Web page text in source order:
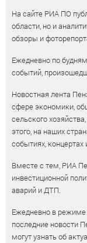
На сайте РИА ПО
области, но и
обзоры и
Ежедневно по
событий,
Новостная лента
сфере экономики,
сельского
этого, на наших
событиях,
Вместе с тем, РИА
инвестиционной
аварий и ДТП.
Ежедневно в
последние новости
могут узнать об